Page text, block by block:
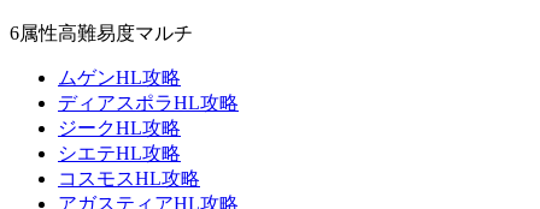
6属性高難易度マルチ
ムゲンHL攻略
ディアスポラHL攻略
ジークHL攻略
シエテHL攻略
コスモスHL攻略
アガスティアHL攻略